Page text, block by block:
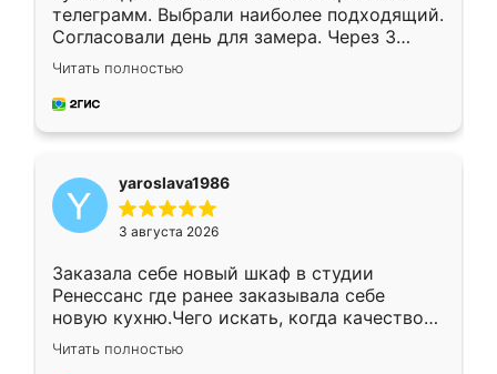
телеграмм. Выбрали наиболее подходящий.
Согласовали день для замера. Через 3
недели кухня была уже готова. Остались
довольны работой. Спасибо Ренессанс
мебель за качественную работу!
Читать полностью
yaroslava1986
3 августа 2026
Заказала себе новый шкаф в студии
Ренессанс где ранее заказывала себе
новую кухню.Чего искать, когда качеством
вполне довольна. Служит кухня уже почти
два года, нареканий нет.
Читать полностью